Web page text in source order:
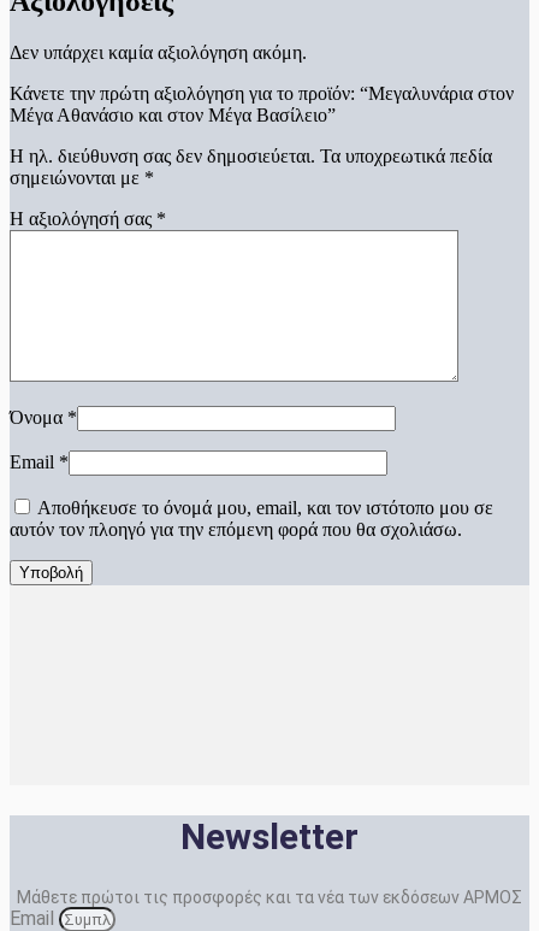
Δεν υπάρχει καμία αξιολόγηση ακόμη.
Κάνετε την πρώτη αξιολόγηση για το προϊόν: “Μεγαλυνάρια στον
Μέγα Αθανάσιο και στον Μέγα Βασίλειο”
Η ηλ. διεύθυνση σας δεν δημοσιεύεται. Τα υποχρεωτικά πεδία
σημειώνονται με *
Η αξιολόγησή σας *
Όνομα *
Email *
Αποθήκευσε το όνομά μου, email, και τον ιστότοπο μου σε
αυτόν τον πλοηγό για την επόμενη φορά που θα σχολιάσω.
Newsletter
Μάθετε πρώτοι τις προσφορές και τα νέα των εκδόσεων ΑΡΜΟΣ
Email